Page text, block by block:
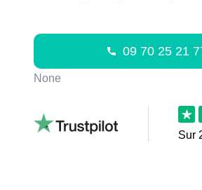
09 70 25 21
None
Sur